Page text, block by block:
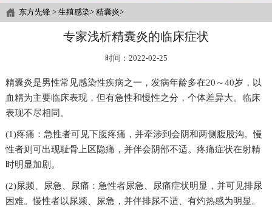
东方先锋 >生殖感染>精囊炎>
专家浅析精囊炎的临床症状
时间：2022-02-25
精囊炎是男性常见感染性疾病之一，发病年龄多在20～40岁，以
血精为主要临床表现，但有急性和慢性之分，个体差异大。临床
表现不尽相同。
(1)疼痛：急性者可见下腹疼痛，并牵涉到会阴和两侧腹股沟。慢
性者则可出现耻骨上区隐痛，并伴会阴部不适。疼痛症状在射精
时明显加剧。
(2)尿频、尿急、尿痛：急性者尿急、尿痛症状明显，并可见排尿
困难。慢性者以尿频、尿急，并伴排尿不适、有灼热感为明显。